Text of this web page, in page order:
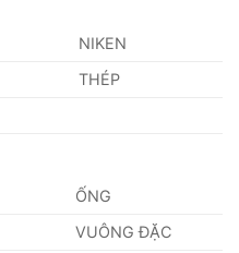
NIKEN
THÉP
ỐNG
VUÔNG ĐẶC